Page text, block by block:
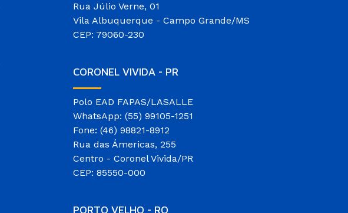
Rua Júlio Verne, 01
Vila Albuquerque - Campo Grande/MS
CEP: 79060-230
CORONEL VIVIDA - PR
Polo EAD FAPAS/LASALLE
WhatsApp: (55) 99105-1251
Fone: (46) 98821-8912
Rua das Ámericas, 255
Centro - Coronel Vivida/PR
CEP: 85550-000
PORTO VELHO - RO